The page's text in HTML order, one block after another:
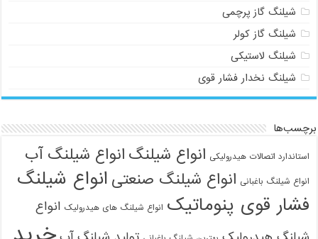
شیلنگ گاز پرچمی
شیلنگ گاز کولر
شیلنگ لاستیکی
شیلنگ نخدار فشار قوی
برچسب‌ها
استاندارد اتصالات هیدرولیکی انواع شیلنگ انواع شیلنگ آب
انواع شیلنگ باغبانی انواع شیلنگ صنعتی انواع شیلنگ
فشار قوی پنوماتیک انواع شیلنگ های هیدرولیک انواع